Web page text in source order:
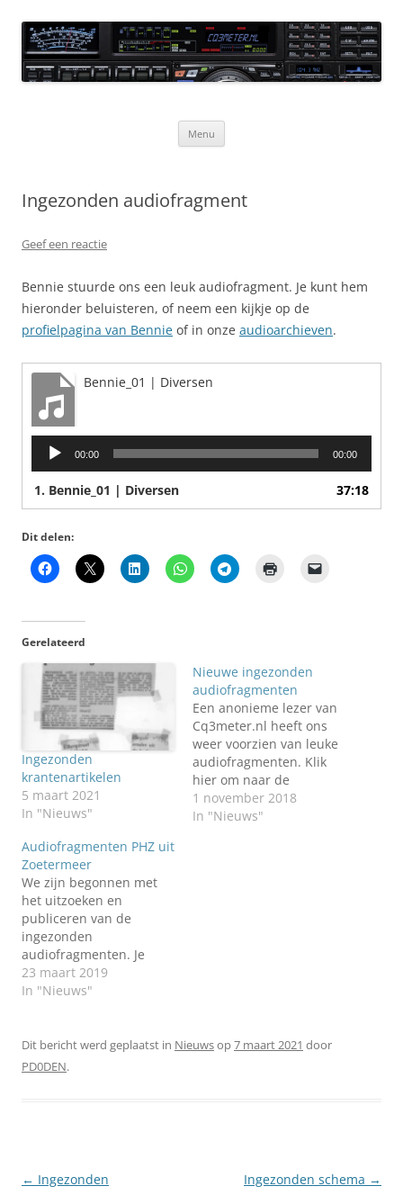
naar
de
inhoud CQ3meter
Website door en voor radio-amateurs
Menu
Ingezonden audiofragment
Geef een reactie
Bennie stuurde ons een leuk audiofragment. Je kunt hem
hieronder beluisteren, of neem een kijkje op de
profielpagina van Bennie of in onze audioarchieven.
Bennie_01 | Diversen
Audiospeler
00:00 00:00
1. Bennie_01 | Diversen 37:18
Dit delen:
Gerelateerd
Ingezonden
krantenartikelen
5 maart 2021
In "Nieuws"
Nieuwe ingezonden
audiofragmenten
Een anonieme lezer van
Cq3meter.nl heeft ons
weer voorzien van leuke
audiofragmenten. Klik
hier om naar de
ingezonden
audiofragmenten te
1 november 2018
In "Nieuws"
Audiofragmenten PHZ uit
Zoetermeer
We zijn begonnen met
het uitzoeken en
publiceren van de
ingezonden
audiofragmenten. Je
kunt de eerste 15
fragmenten hier
meer fragmenten
plaatsen.
23 maart 2019
In "Nieuws"
Dit bericht werd geplaatst in Nieuwsop7 maart 2021 door
PD0DEN.
Berichtnavigatie
← Ingezonden
Ingezonden schema →